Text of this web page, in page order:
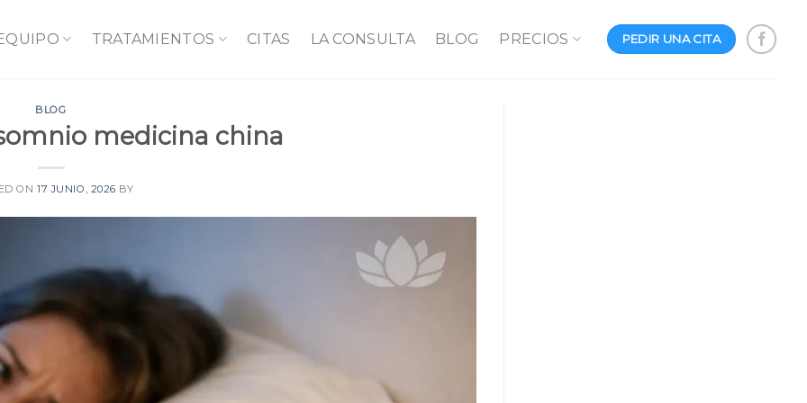
TRATAMIENTOS CITAS LA CONSULTA BLOG PRECIOS PEDIR UNA CITA
BLOG
medicina china
ON17 JUNIO, 2026 BY